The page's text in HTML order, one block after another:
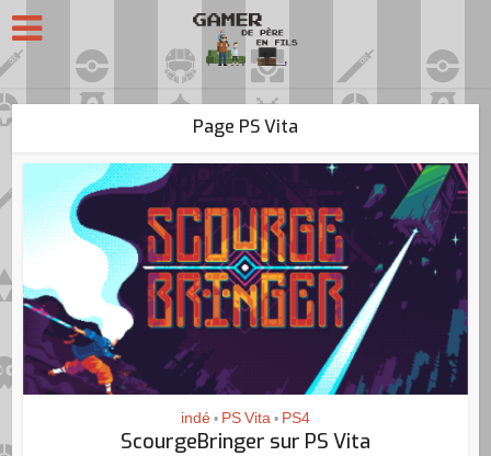
Page PS Vita
indé • PS Vita • PS4
ScourgeBringer sur PS Vita